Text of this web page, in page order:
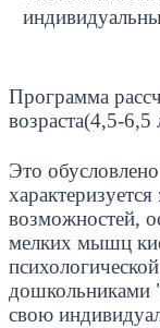
Программа
возраста(4,5-6,5
Это
возможностей,
мелких мышц
дошкольниками
свою